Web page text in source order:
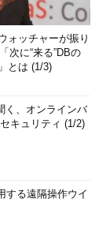
ォッチャーが振り
次に“来る”DBの
とは (1/3)
く、オンラインバ
キュリティ (1/2)
する遠隔操作ウイ